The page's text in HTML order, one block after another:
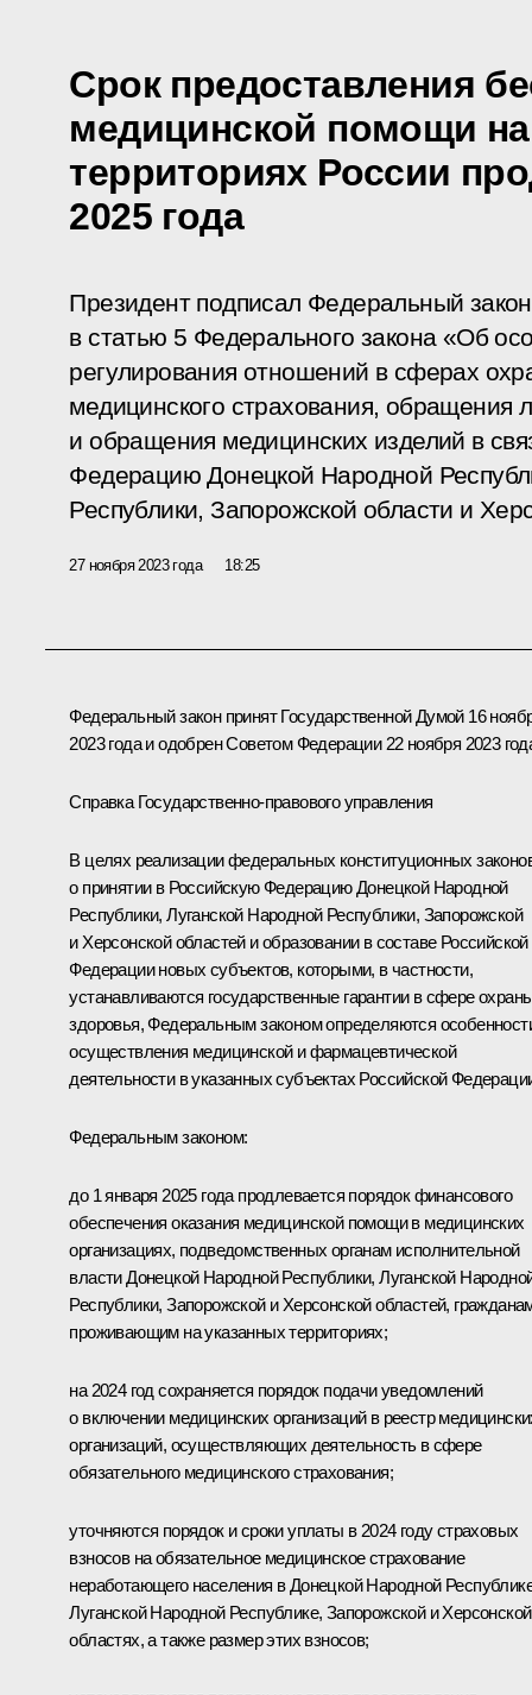
Срок предоставления
медицинской помощи
территориях России
2025 года
Президент подписал Федеральный
в статью 5 Федерального закона «Об
регулирования отношений в сферах
медицинского страхования, обращения
и обращения медицинских изделий в
Федерацию Донецкой Народной
Республики, Запорожской области и
27 ноября 2023 года 18:25
Федеральный закон принят Государственной Думой 16
2023 года и одобрен Советом Федерации 22 ноября 2023
Справка Государственно-правового управления
В целях реализации федеральных конституционных
о принятии в Российскую Федерацию Донецкой Народной
Республики, Луганской Народной Республики, Запорожской
и Херсонской областей и образовании в составе Российской
Федерации новых субъектов, которыми, в частности,
устанавливаются государственные гарантии в сфере
здоровья, Федеральным законом определяются
осуществления медицинской и фармацевтической
деятельности в указанных субъектах Российской
Федеральным законом:
до 1 января 2025 года продлевается порядок финансового
обеспечения оказания медицинской помощи в медицинских
организациях, подведомственных органам исполнительной
власти Донецкой Народной Республики, Луганской
Республики, Запорожской и Херсонской областей,
проживающим на указанных территориях;
на 2024 год сохраняется порядок подачи уведомлений
о включении медицинских организаций в реестр
организаций, осуществляющих деятельность в сфере
обязательного медицинского страхования;
уточняются порядок и сроки уплаты в 2024 году страховых
взносов на обязательное медицинское страхование
неработающего населения в Донецкой Народной
Луганской Народной Республике, Запорожской и Херсонской
областях, а также размер этих взносов;